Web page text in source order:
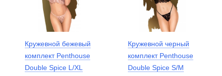
Кружевной бежевый
комплект Penthouse
Double Spice L/XL
Кружевной черный
комплект Penthouse
Double Spice S/M